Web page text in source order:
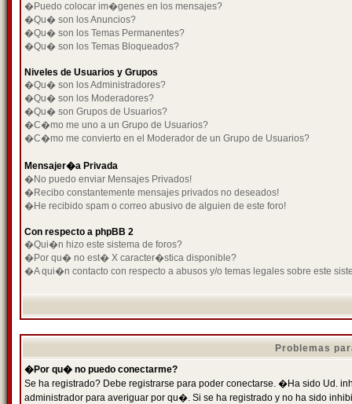
�Puedo colocar im�genes en los mensajes?
�Qu� son los Anuncios?
�Qu� son los Temas Permanentes?
�Qu� son los Temas Bloqueados?
Niveles de Usuarios y Grupos
�Qu� son los Administradores?
�Qu� son los Moderadores?
�Qu� son Grupos de Usuarios?
�C�mo me uno a un Grupo de Usuarios?
�C�mo me convierto en el Moderador de un Grupo de Usuarios?
Mensajer�a Privada
�No puedo enviar Mensajes Privados!
�Recibo constantemente mensajes privados no deseados!
�He recibido spam o correo abusivo de alguien de este foro!
Con respecto a phpBB 2
�Qui�n hizo este sistema de foros?
�Por qu� no est� X caracter�stica disponible?
�A qui�n contacto con respecto a abusos y/o temas legales sobre este
Problemas
�Por qu� no puedo conectarme?
Se ha registrado? Debe registrarse para poder conectarse. �Ha sido Ud.
administrador para averiguar por qu�. Si se ha registrado y no ha sido